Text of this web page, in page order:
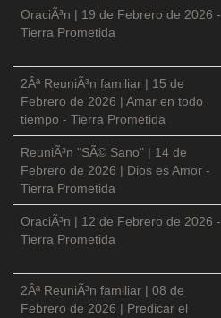
OraciÃ³n | 19 de Febrero de 2026 -
Tierra Prometida
2Âª ReuniÃ³n familiar | 15 de
Febrero de 2026 | Amar en todo
tiempo - Tierra Prometida
ReuniÃ³n "SÃ© Sano" | 14 de
Febrero de 2026 | Dios es Amor -
Tierra Prometida
OraciÃ³n | 12 de Febrero de 2026 -
Tierra Prometida
2Âª ReuniÃ³n familiar | 08 de
Febrero de 2026 | Predicar el